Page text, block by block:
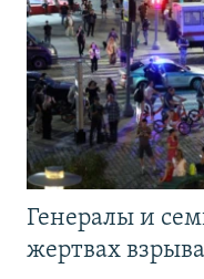
Генералы и
жертвах